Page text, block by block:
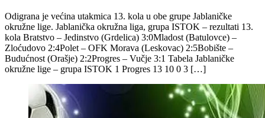
Odigrana je većina utakmica 13. kola u obe grupe Jablaničke
okružne lige. Jablanička okružna liga, grupa ISTOK – rezultati 13.
kola Bratstvo – Jedinstvo (Grdelica) 3:0Mladost (Batulovce) –
Zloćudovo 2:4Polet – OFK Morava (Leskovac) 2:5Bobište –
Budućnost (Orašje) 2:2Progres – Vučje 3:1 Tabela Jablaničke
okružne lige – grupa ISTOK 1 Progres 13 10 0 3 […]